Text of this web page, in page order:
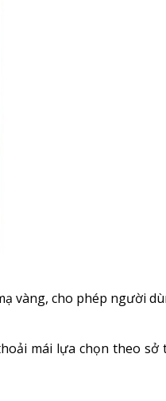
vàng, cho phép người
mái lựa chọn theo sở